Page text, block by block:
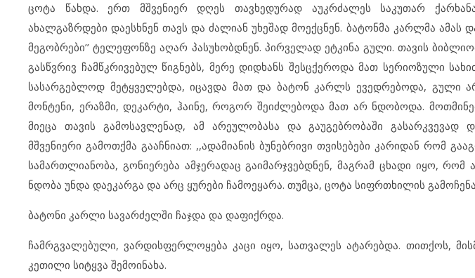
ცოტა წახდა. ერთ მშვენიერ დღეს თავხედურად აუკრძალეს საკუთარ
ახალგაზრდები დაესხნენ თავს და ძალიან უხეშად მოექცნენ. ბატონმა კარლმა ამას
მეგობრები’’ ტელეფონზე აღარ პასუხობდნენ. პირველად ეტკინა გული. თავის
გასწვრივ ჩამწკრივებულ წიგნებს, მერე დიდხანს შესცქეროდა მათ სერიოზული
სასარგებლოდ მეტყველებდა, იცავდა მათ და ბატონ კარლს ევედრებოდა, გული
მონტენი, ერაზმი, დეკარტი, ჰაინე, როგორ შეიძლებოდა მათ არ ნდობოდა.
მიეცა თავის გამოსავლენად, ამ არეულობასა და გაუგებრობაში გასარკვევად
მშვენიერი გამოთქმა გააჩნიათ: ,,ადამიანის ბუნებრივი თვისებები კარიდან რომ
სამართლიანობა, გონიერება ამჯერადაც გაიმარჯვებდნენ, მაგრამ ცხადი იყო,
ნდობა უნდა დაეკარგა და არც ყურები ჩამოეყარა. თუმცა, ცოტა სიფრთხილის
ბატონი კარლი სავარძელში ჩაჯდა და დაფიქრდა.
ჩამრგვალებული, ვარდისფერლოყება კაცი იყო, სათვალეს ატარებდა. თითქოს,
კეთილი სიტყვა შემოინახა.